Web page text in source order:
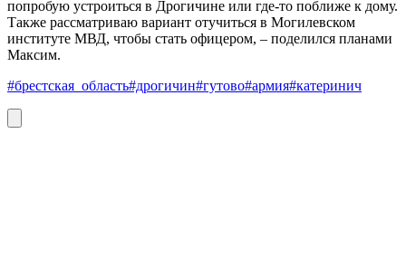
попробую устроиться в Дрогичине или где-то поближе к дому.
Также рассматриваю вариант отучиться в Могилевском
институте МВД, чтобы стать офицером, – поделился планами
Максим.
#брестская_область#дрогичин#гутово#армия#катеринич